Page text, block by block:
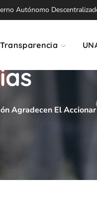
Autónomo
Transparencia
Agradecen El